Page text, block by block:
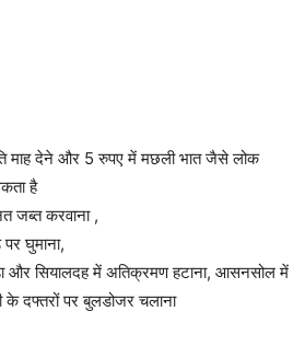
माह देने और 5 रुपए में मछली भात जैसे लोक
है
जब्त करवाना ,
घुमाना,
और सियालदह में अतिक्रमण हटाना, आसनसोल में
के दफ्तरों पर बुलडोजर चलाना